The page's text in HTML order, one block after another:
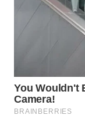
WN
BOROBUDUR
WN